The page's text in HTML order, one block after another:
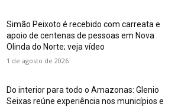
Simão Peixoto é recebido com carreata e
apoio de centenas de pessoas em Nova
Olinda do Norte; veja vídeo
1 de agosto de 2026
Do interior para todo o Amazonas: Glenio
Seixas reúne experiência nos municípios e